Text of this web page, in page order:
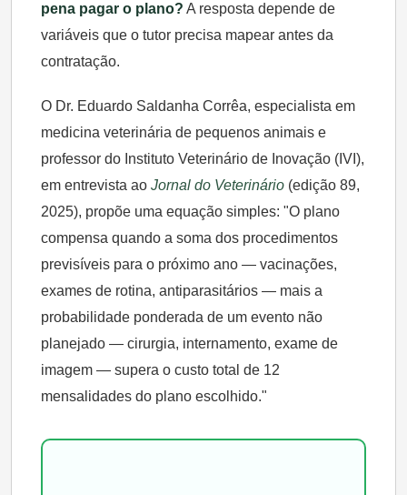
pena pagar o plano? A resposta depende de
variáveis que o tutor precisa mapear antes da
contratação.
O Dr. Eduardo Saldanha Corrêa, especialista em
medicina veterinária de pequenos animais e
professor do Instituto Veterinário de Inovação (IVI),
em entrevista ao Jornal do Veterinário (edição 89,
2025), propõe uma equação simples: "O plano
compensa quando a soma dos procedimentos
previsíveis para o próximo ano — vacinações,
exames de rotina, antiparasitários — mais a
probabilidade ponderada de um evento não
planejado — cirurgia, internamento, exame de
imagem — supera o custo total de 12
mensalidades do plano escolhido."